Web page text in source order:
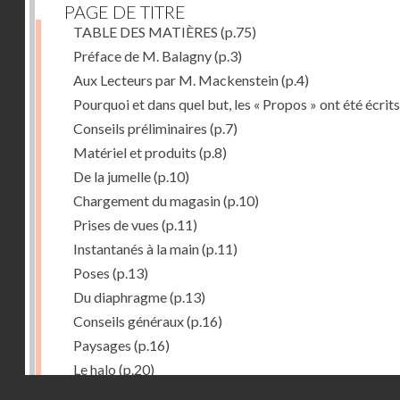
PAGE DE TITRE
TABLE DES MATIÈRES (p.75)
Préface de M. Balagny(p.3)
Aux Lecteurs par M. Mackenstein(p.4)
Pourquoi et dans quel but, les « Propos » ont été écrits
Conseils préliminaires (p.7)
Matériel et produits (p.8)
De la jumelle(p.10)
Chargement du magasin(p.10)
Prises de vues (p.11)
Instantanés à la main(p.11)
Poses (p.13)
Du diaphragme(p.13)
Conseils généraux(p.16)
Paysages (p.16)
Le halo (p.20)